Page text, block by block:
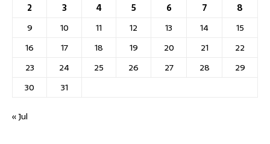
2
3 4 5 6 7
8
9
10 11 12 13 14
15
16
17 18 19 20 21
22
23
24 25 26 27 28
29
30
31
« Jul